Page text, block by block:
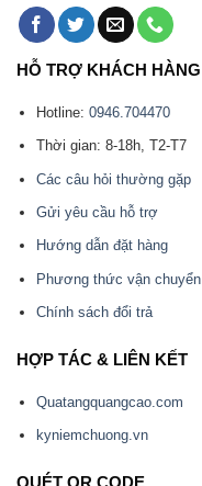
HỖ TRỢ KHÁCH HÀNG
Hotline: 0946.704470
Thời gian: 8-18h, T2-T7
Các câu hỏi thường gặp
Gửi yêu cầu hỗ trợ
Hướng dẫn đặt hàng
Phương thức vận chuyển
Chính sách đổi trả
HỢP TÁC & LIÊN KẾT
Quatangquangcao.com
kyniemchuong.vn
QUÉT QR CODE